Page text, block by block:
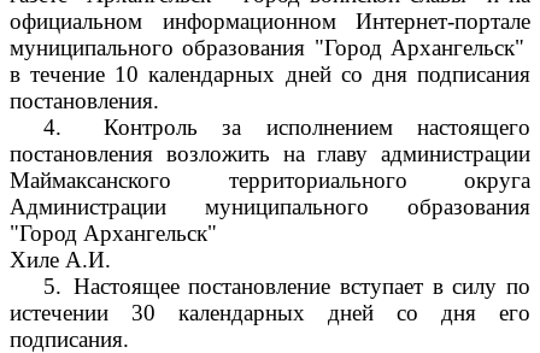
официальном информационном Интернет-портале
муниципального образования "Город Архангельск"
в течение 10 календарных дней со дня подписания
постановления.
4.
Контроль за исполнением настоящего
постановления возложить на главу администрации
Маймаксанского территориального округа
Администрации муниципального образования
"Город Архангельск"
Хиле А.И.
5. Настоящее постановление вступает в силу по
истечении 30 календарных дней со дня его
подписания.